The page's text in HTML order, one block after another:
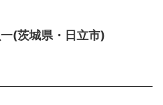
(茨城県・日立市)